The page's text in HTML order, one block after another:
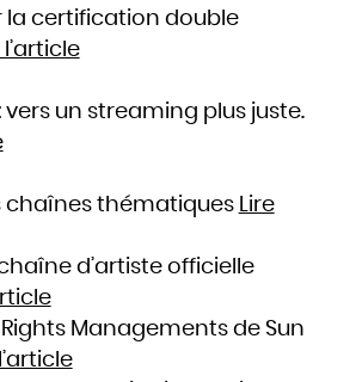
la certification double
l’article
vers un streaming plus juste.
chaînes thématiques
Lire
d’artiste officielle
Rights Managements de Sun
l’article